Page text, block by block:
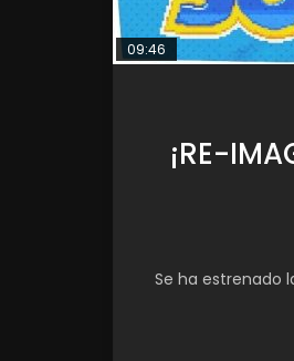
09:46
¡RE-
Se ha estrenado